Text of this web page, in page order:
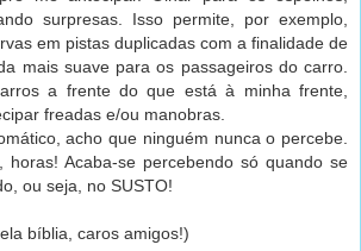
surpresas. Isso permite, por exemplo,
em pistas duplicadas com a finalidade de
mais suave para os passageiros do carro.
a frente do que está à minha frente,
freadas e/ou manobras.
acho que ninguém nunca o percebe.
horas! Acaba-se percebendo só quando se
ou seja, no SUSTO!
bíblia, caros amigos!)